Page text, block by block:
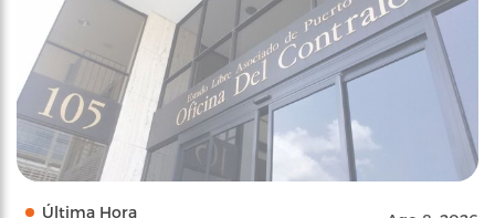
Última Hora